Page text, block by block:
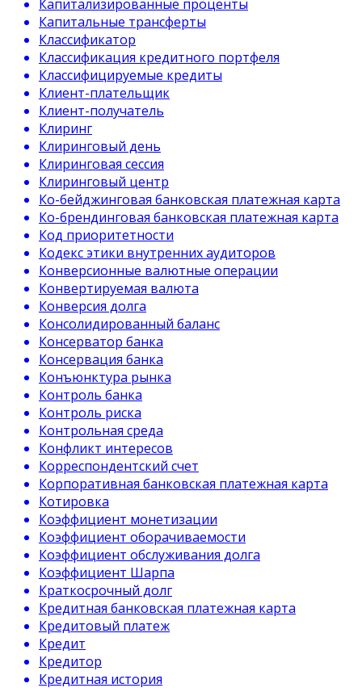
Капитализированные проценты
Капитальные трансферты
Классификатор
Классификация кредитного портфеля
Классифицируемые кредиты
Клиент-плательщик
Клиент-получатель
Клиринг
Клиринговый день
Клиринговая сессия
Клиринговый центр
Ко-бейджинговая банковская платежная карта
Ко-брендинговая банковская платежная карта
Код приоритетности
Кодекс этики внутренних аудиторов
Конверсионные валютные операции
Конвертируемая валюта
Конверсия долга
Консолидированный баланс
Консерватор банка
Консервация банка
Конъюнктура рынка
Контроль банка
Контроль риска
Контрольная среда
Конфликт интересов
Корреспондентский счет
Корпоративная банковская платежная карта
Котировка
Коэффициент монетизации
Коэффициент оборачиваемости
Коэффициент обслуживания долга
Коэффициент Шарпа
Краткосрочный долг
Кредитная банковская платежная карта
Кредитовый платеж
Кредит
Кредитор
Кредитная история